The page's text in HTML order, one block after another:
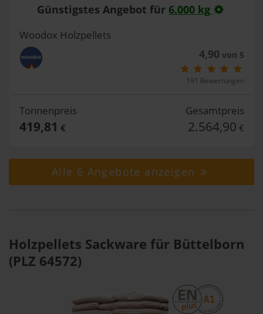
Günstigstes Angebot für 6.000 kg
Woodox Holzpellets
4,90 von 5
191 Bewertungen
Tonnenpreis
419,81 €
Gesamtpreis
2.564,90 €
Alle 6 Angebote anzeigen
Holzpellets Sackware für Büttelborn
(PLZ 64572)